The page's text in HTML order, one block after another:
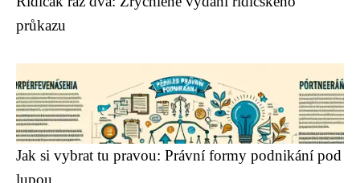
průkazu
Jak si vybrat tu pravou: Právní formy podnikání pod
lupou